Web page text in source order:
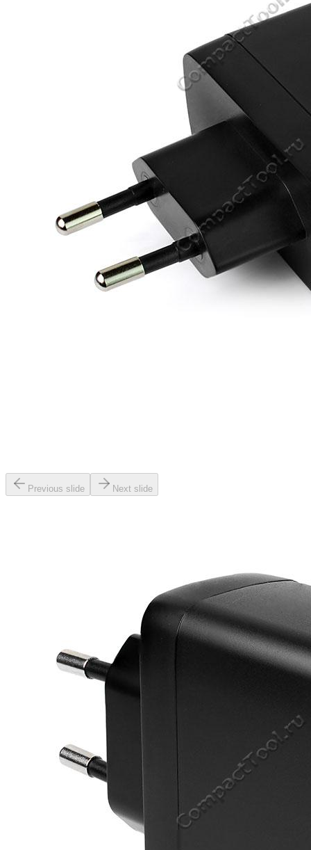
Previous slide Next slide